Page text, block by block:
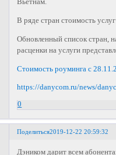
Вьетнам.
В ряде стран стоимость
Обновленный список стран,
расценки на услуги
Стоимость роуминга с
https://danycom.ru/news/
0
Поделиться2019-12-22 20:59:32
Дэником дарит всем